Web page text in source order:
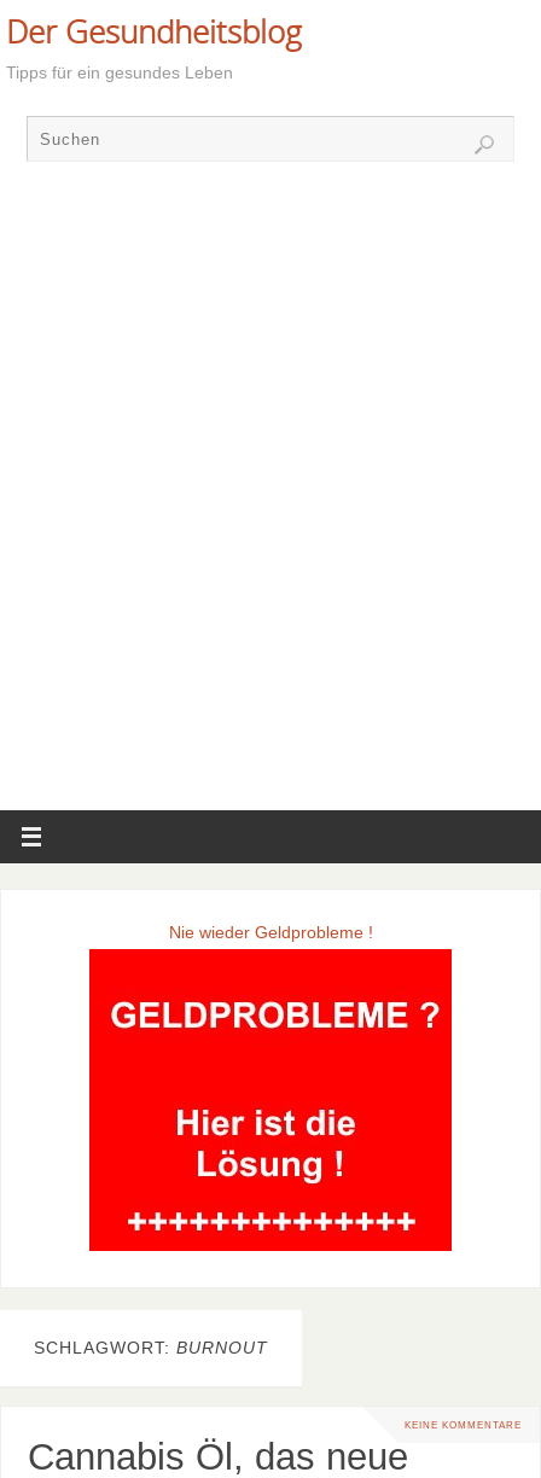
Der Gesundheitsblog
Tipps für ein gesundes Leben
Nie wieder Geldprobleme !
SCHLAGWORT: BURNOUT
KEINE KOMMENTARE
Cannabis Öl, das neue